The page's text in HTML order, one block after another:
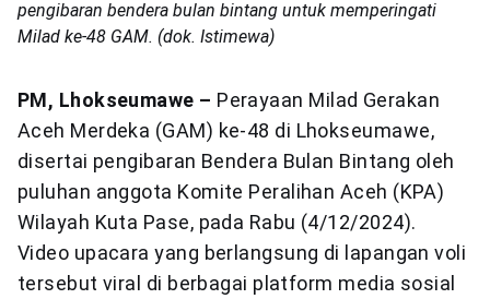
pengibaran bendera bulan bintang untuk memperingati
Milad ke-48 GAM. (dok. Istimewa)
PM, Lhokseumawe – Perayaan Milad Gerakan
Aceh Merdeka (GAM) ke-48 di Lhokseumawe,
disertai pengibaran Bendera Bulan Bintang oleh
puluhan anggota Komite Peralihan Aceh (KPA)
Wilayah Kuta Pase, pada Rabu (4/12/2024).
Video upacara yang berlangsung di lapangan voli
tersebut viral di berbagai platform media sosial